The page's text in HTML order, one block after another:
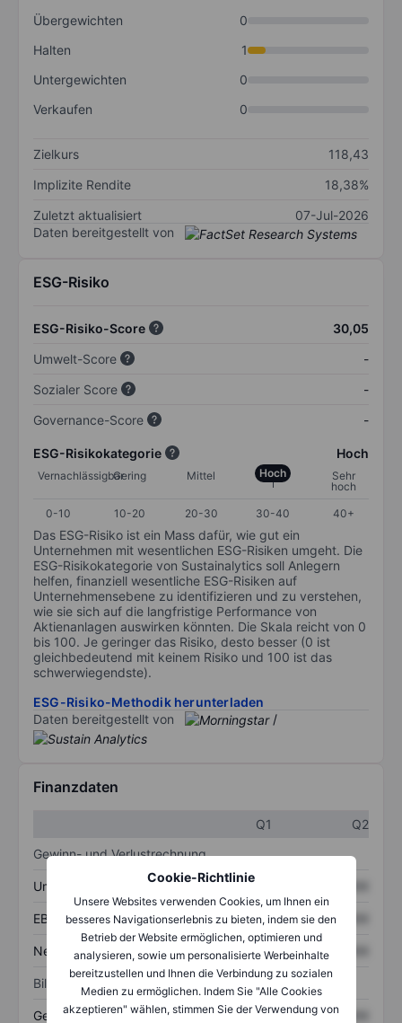
Cookie-Richtlinie
Unsere Websites verwenden Cookies, um Ihnen ein
besseres Navigationserlebnis zu bieten, indem sie den
Betrieb der Website ermöglichen, optimieren und
analysieren, sowie um personalisierte Werbeinhalte
bereitzustellen und Ihnen die Verbindung zu sozialen
Medien zu ermöglichen. Indem Sie "Alle Cookies
akzeptieren" wählen, stimmen Sie der Verwendung von
Übergewichten
0
Halten
1
Untergewichten
0
Verkaufen
0
Zielkurs
118,43
Implizite Rendite
18,38%
Zuletzt aktualisiert
07-Jul-2026
Daten bereitgestellt von
ESG-Risiko
ESG-Risiko-Score
30,05
Umwelt-Score
-
Sozialer Score
-
Governance-Score
-
ESG-Risikokategorie Hoch
VernachlässigbarGering Mittel Hoch
Sehr
hoch
0-10
10-20 20-30 30-40 40+
Das ESG-Risiko ist ein Mass dafür, wie gut ein
Unternehmen mit wesentlichen ESG-Risiken umgeht. Die
ESG-Risikokategorie von Sustainalytics soll Anlegern
helfen, finanziell wesentliche ESG-Risiken auf
Unternehmensebene zu identifizieren und zu verstehen,
wie sie sich auf die langfristige Performance von
Aktienanlagen auswirken könnten. Die Skala reicht von 0
bis 100. Je geringer das Risiko, desto besser (0 ist
gleichbedeutend mit keinem Risiko und 100 ist das
schwerwiegendste).
ESG-Risiko-Methodik herunterladen
Daten bereitgestellt von
/
Finanzdaten
Q1
Q2
Gewinn- und Verlustrechnung
Umsatz XXXXXXX
EBITDA XXXXXXX XXXXXXX
Nettoeinkommen XXXXXXX XXXXXXX
Bilanz
Gesamtvermögen XXXXXXX XXXXXXX